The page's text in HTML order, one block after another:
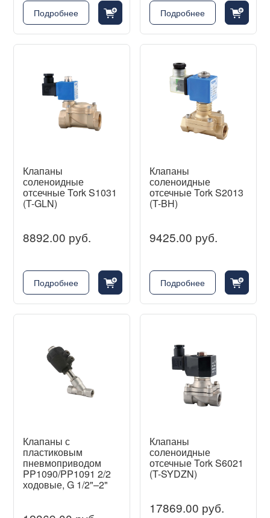
Подробнее cart_fill_badge_plus Подробнее cart_fill_badge_plus
Клапаны
соленоидные
отсечные Tork S1031
(T-GLN)
8892.00 руб.
Подробнее cart_fill_badge_plus
Клапаны
соленоидные
отсечные Tork S2013
(T-BH)
9425.00 руб.
Подробнее cart_fill_badge_plus
Клапаны с
пластиковым
пневмоприводом
PP1090/PP1091 2/2
ходовые, G 1/2"–2"
Клапаны
соленоидные
отсечные Tork S6021
(T-SYDZN)
17869.00 руб.